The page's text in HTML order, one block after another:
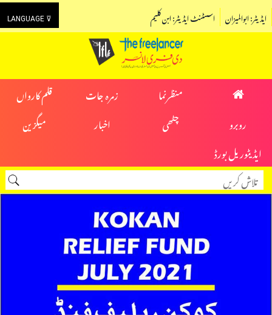
LANGUAGE ⊽ اسسٹنٹ ایڈیٹر: ابن کلیم ایڈیٹر: ابوالمیزان
منظرنما زمرہ جات
قلم کارواں
روبرو
چٹھی اخبار
میگزین
ایڈیٹوریل بورڈ